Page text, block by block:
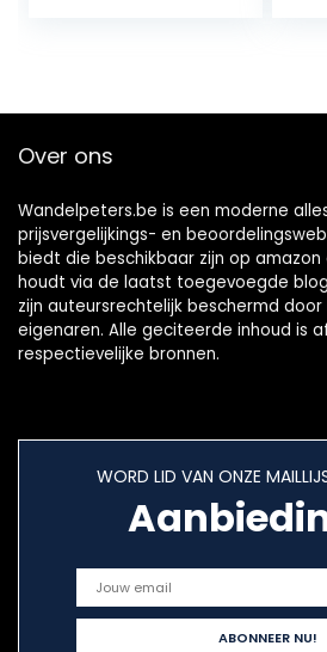
Over ons
Wandelpeters.be is een moderne
prijsvergelijkings- en
biedt die beschikbaar zijn op
houdt via de laatst toegevoegde
zijn auteursrechtelijk beschermd
eigenaren. Alle geciteerde inhoud is
respectievelijke bronnen.
WORD LID VAN ONZE